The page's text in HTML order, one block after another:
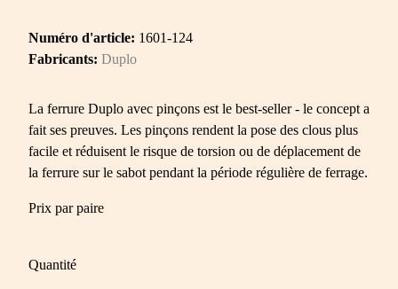
Numéro d'article: 1601-124
Fabricants: Duplo
La ferrure Duplo avec pinçons est le best-seller - le concept a
fait ses preuves. Les pinçons rendent la pose des clous plus
facile et réduisent le risque de torsion ou de déplacement de
la ferrure sur le sabot pendant la période régulière de ferrage.
Prix par paire
Quantité